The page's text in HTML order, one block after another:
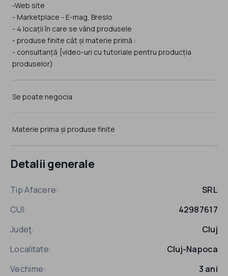
-Web site
- Marketplace - E-mag, Breslo
- 4 locații în care se vând produsele
- produse finite cât și materie primă :
- consultanță {video-uri cu tutoriale pentru producția
produselor)
Se poate negocia
Materie prima și produse finite
Detalii generale
Tip Afacere:
SRL
CUI:
42987617
Judeţ:
Cluj
Localitate:
Cluj-Napoca
Vechime:
3 ani